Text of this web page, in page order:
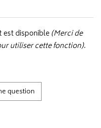
est disponible(Merci de
utiliser cette fonction).
question